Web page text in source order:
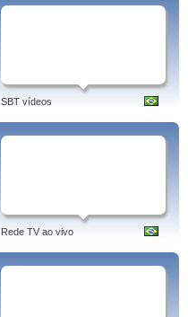
SBT vídeos
Rede TV ao vivo